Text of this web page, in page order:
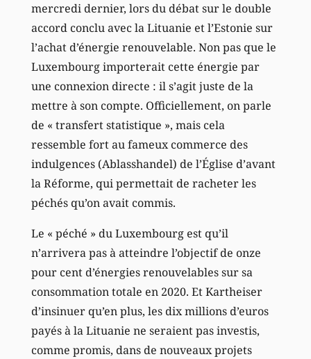
mercredi dernier, lors du débat sur le double
accord conclu avec la Lituanie et l’Estonie sur
l’achat d’énergie renouvelable. Non pas que le
Luxembourg importerait cette énergie par
une connexion directe : il s’agit juste de la
mettre à son compte. Officiellement, on parle
de « transfert statistique », mais cela
ressemble fort au fameux commerce des
indulgences (Ablasshandel) de l’Église d’avant
la Réforme, qui permettait de racheter les
péchés qu’on avait commis.
Le « péché » du Luxembourg est qu’il
n’arrivera pas à atteindre l’objectif de onze
pour cent d’énergies renouvelables sur sa
consommation totale en 2020. Et Kartheiser
d’insinuer qu’en plus, les dix millions d’euros
payés à la Lituanie ne seraient pas investis,
comme promis, dans de nouveaux projets